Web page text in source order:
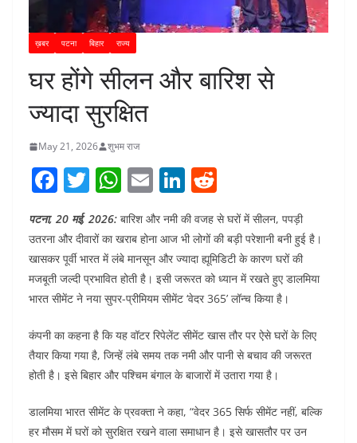
ख़बर पटना बिहार राज्य
घर होंगे सीलन और बारिश से
ज्यादा सुरक्षित
May 21, 2026 शुभम राज
F
c
e
b
o
o
k
T
itt
er
W
h
at
s
A
p
p
E
m
ai
l
Li
n
k
e
dI
n
e
d
di
t
पटना, 20 मई, 2026: बारिश और नमी की वजह से घरों में सीलन, पपड़ी
उतरना और दीवारों का खराब होना आज भी लोगों की बड़ी परेशानी बनी हुई है।
खासकर पूर्वी भारत में लंबे मानसून और ज्यादा ह्यूमिडिटी के कारण घरों की
मजबूती जल्दी प्रभावित होती है। इसी जरूरत को ध्यान में रखते हुए डालमिया
भारत सीमेंट ने नया सुपर-प्रीमियम सीमेंट ‘वेदर 365’ लॉन्च किया है।
कंपनी का कहना है कि यह वॉटर रिपेलेंट सीमेंट खास तौर पर ऐसे घरों के लिए
तैयार किया गया है, जिन्हें लंबे समय तक नमी और पानी से बचाव की जरूरत
होती है। इसे बिहार और पश्चिम बंगाल के बाजारों में उतारा गया है।
डालमिया भारत सीमेंट के प्रवक्ता ने कहा, “वेदर 365 सिर्फ सीमेंट नहीं, बल्कि
हर मौसम में घरों को सुरक्षित रखने वाला समाधान है। इसे खासतौर पर उन